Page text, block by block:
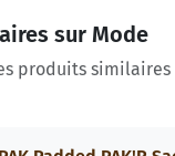
sur Mode
produits similaires